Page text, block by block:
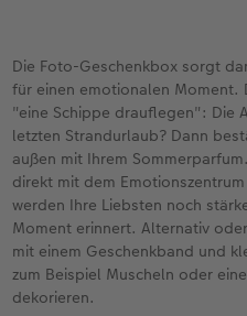
Die Foto-Geschenkbox sorgt
für einen emotionalen Moment.
"eine Schippe drauflegen": Die
letzten Strandurlaub? Dann
außen mit Ihrem
direkt mit dem
werden Ihre Liebsten noch
Moment erinnert. Alternativ
mit einem Geschenkband und
zum Beispiel Muscheln oder
dekorieren.